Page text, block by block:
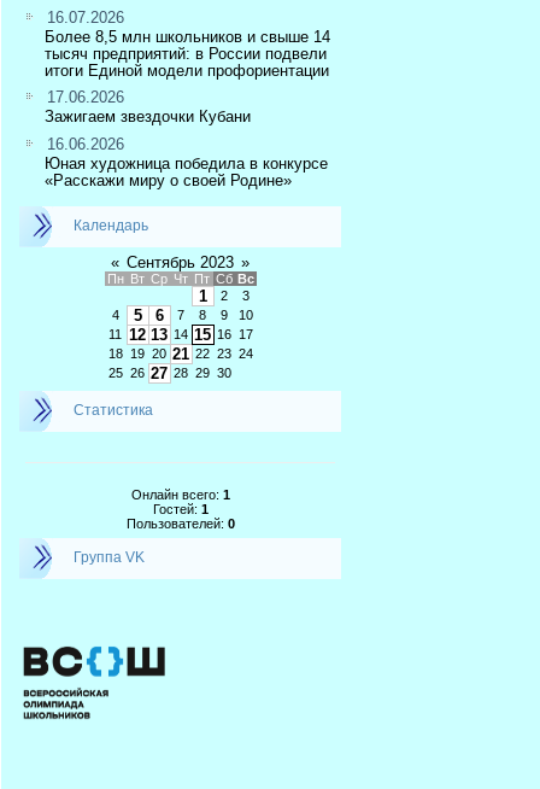
16.07.2026
Более 8,5 млн школьников и свыше 14
тысяч предприятий: в России подвели
итоги Единой модели профориентации
17.06.2026
Зажигаем звездочки Кубани
16.06.2026
Юная художница победила в конкурсе
«Расскажи миру о своей Родине»
Календарь
« Сентябрь 2023 »
Пн Вт Ср Чт Пт Сб Вс
1 2
3
4
5 6 7 8 9
10
11
12 13 14 15 16 17
18
19 20 21 22 23 24
25 26 27 28 29 30
Статистика
Онлайн всего: 1
Гостей: 1
Пользователей: 0
Группа VK